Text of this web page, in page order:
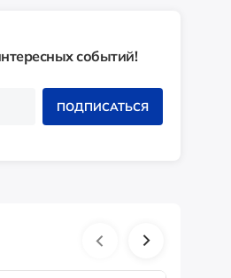
событий!
ПОДПИСАТЬСЯ